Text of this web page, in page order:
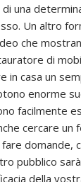
una
Un altro
che
di
in casa un
enorme
facilmente
cercare un
domande,
pubblico
della